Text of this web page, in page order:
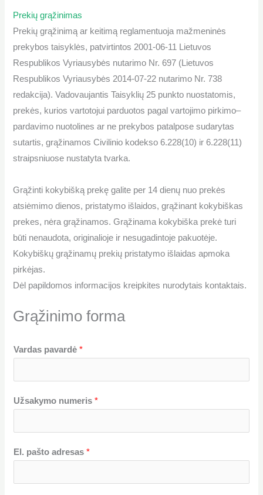
Prekių grąžinimas
Prekių grąžinimą ar keitimą reglamentuoja mažmeninės
prekybos taisyklės, patvirtintos 2001-06-11 Lietuvos
Respublikos Vyriausybės nutarimo Nr. 697 (Lietuvos
Respublikos Vyriausybės 2014-07-22 nutarimo Nr. 738
redakcija). Vadovaujantis Taisyklių 25 punkto nuostatomis,
prekės, kurios vartotojui parduotos pagal vartojimo pirkimo–
pardavimo nuotolines ar ne prekybos patalpose sudarytas
sutartis, grąžinamos Civilinio kodekso 6.228(10) ir 6.228(11)
straipsniuose nustatyta tvarka.
Grąžinti kokybišką prekę galite per 14 dienų nuo prekės
atsiėmimo dienos, pristatymo išlaidos, grąžinant kokybiškas
prekes, nėra grąžinamos. Grąžinama kokybiška prekė turi
būti nenaudota, originalioje ir nesugadintoje pakuotėje.
Kokybiškų grąžinamų prekių pristatymo išlaidas apmoka
pirkėjas.
Dėl papildomos informacijos kreipkites nurodytais kontaktais.
Grąžinimo forma
Vardas pavardė*
Užsakymo numeris*
El. pašto adresas*